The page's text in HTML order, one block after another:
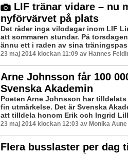
LIF tränar vidare – nu
nyförvärvet på plats
Det råder inga vilodagar inom LIF
att sommaren stundar. På
ännu ett i raden av sina
23 maj 2014 klockan 11:09 av Hannes
Arne Johnsson får 100
Svenska Akademin
Poeten Arne Johnsson har
fin utmärkelse. Det är Svenska
att tilldela honom Erik och Ingrid
23 maj 2014 klockan 12:03 av Monika Aune
Flera busslaster per dag